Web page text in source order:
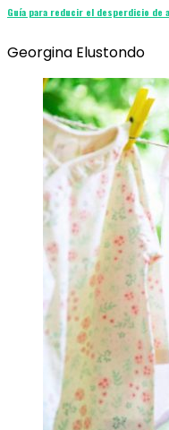
Guía para reducir el desperdicio de
Georgina Elustondo